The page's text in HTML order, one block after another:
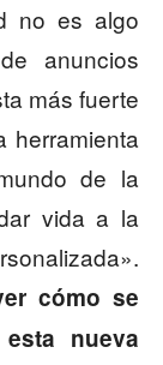
no es algo
anuncios
más fuerte
herramienta
de la
vida a la
cómo se
nueva